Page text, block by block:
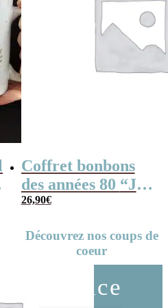
Coffret bonbons
des années 80 “Je
suis un frère qui
Personnalisable
26,90€
Découvrez nos coups de
coeur
Service